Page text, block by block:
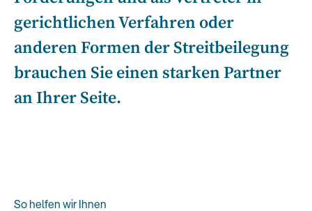
gerichtlichen Verfahren oder
anderen Formen der Streitbeilegung
brauchen Sie einen starken Partner
an Ihrer Seite.
So helfen wir Ihnen